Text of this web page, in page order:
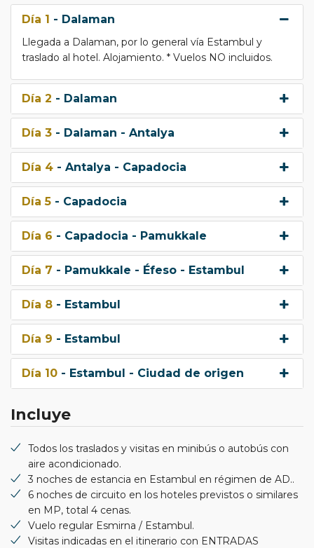
Día 1 - Dalaman
Llegada a Dalaman, por lo general vía Estambul y
traslado al hotel. Alojamiento. * Vuelos NO incluidos.
Día 2 - Dalaman
Día 3 - Dalaman - Antalya
Día 4 - Antalya - Capadocia
Día 5 - Capadocia
Día 6 - Capadocia - Pamukkale
Día 7 - Pamukkale - Éfeso - Estambul
Día 8 - Estambul
Día 9 - Estambul
Día 10 - Estambul - Ciudad de origen
Incluye
Todos los traslados y visitas en minibús o autobús con
aire acondicionado.
3 noches de estancia en Estambul en régimen de AD..
6 noches de circuito en los hoteles previstos o similares
en MP, total 4 cenas.
Vuelo regular Esmirna / Estambul.
Visitas indicadas en el itinerario con ENTRADAS